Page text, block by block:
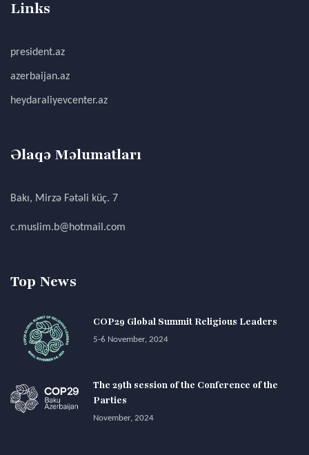
Links
president.az
azerbaijan.az
heydaraliyevcenter.az
Əlaqə Məlumatları
Bakı, Mirzə Fətəli küç. 7
c.muslim.b@hotmail.com
Top News
COP29 Global Summit Religious Leaders
5-6 November, 2024
The 29th session of the Conference of the
Parties
November, 2024